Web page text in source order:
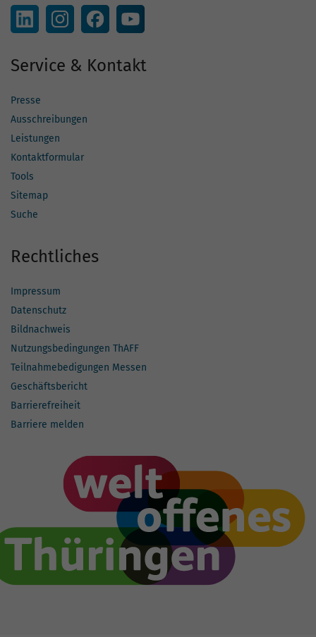
Service & Kontakt
Presse
Ausschreibungen
Leistungen
Kontaktformular
Tools
Sitemap
Suche
Rechtliches
Impressum
Datenschutz
Bildnachweis
Nutzungsbedingungen ThAFF
Teilnahmebedigungen Messen
Geschäftsbericht
Barrierefreiheit
Barriere melden